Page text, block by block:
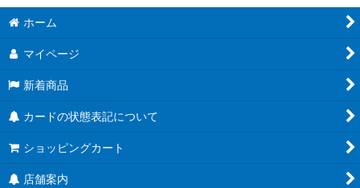
ホーム
マイページ
新着商品
カードの状態表記について
ショッピングカート
店舗案内